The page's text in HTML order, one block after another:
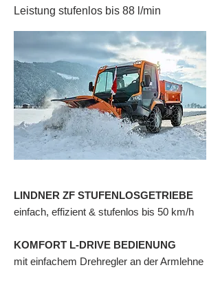
Leistung stufenlos bis 88 l/min
LINDNER ZF STUFENLOSGETRIEBE
einfach, effizient & stufenlos bis 50 km/h
KOMFORT L-DRIVE BEDIENUNG
mit einfachem Drehregler an der Armlehne